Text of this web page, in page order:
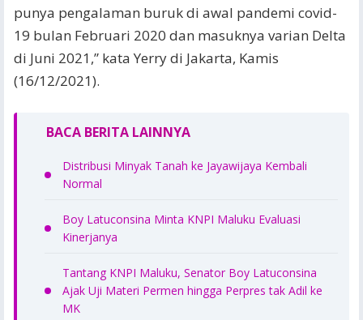
punya pengalaman buruk di awal pandemi covid-
19 bulan Februari 2020 dan masuknya varian Delta
di Juni 2021,” kata Yerry di Jakarta, Kamis
(16/12/2021).
BACA BERITA LAINNYA
Distribusi Minyak Tanah ke Jayawijaya Kembali
Normal
Boy Latuconsina Minta KNPI Maluku Evaluasi
Kinerjanya
Tantang KNPI Maluku, Senator Boy Latuconsina
Ajak Uji Materi Permen hingga Perpres tak Adil ke
MK